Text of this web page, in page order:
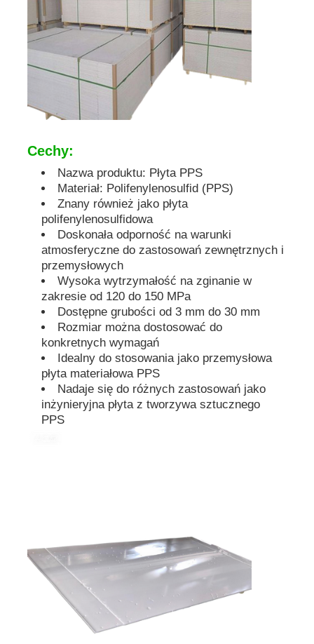
Cechy:
Nazwa produktu: Płyta PPS
Materiał: Polifenylenosulfid (PPS)
Znany również jako płyta
polifenylenosulfidowa
Doskonała odporność na warunki
atmosferyczne do zastosowań zewnętrznych i
przemysłowych
Wysoka wytrzymałość na zginanie w
zakresie od 120 do 150 MPa
Dostępne grubości od 3 mm do 30 mm
Rozmiar można dostosować do
konkretnych wymagań
Idealny do stosowania jako przemysłowa
płyta materiałowa PPS
Nadaje się do różnych zastosowań jako
inżynieryjna płyta z tworzywa sztucznego
PPS